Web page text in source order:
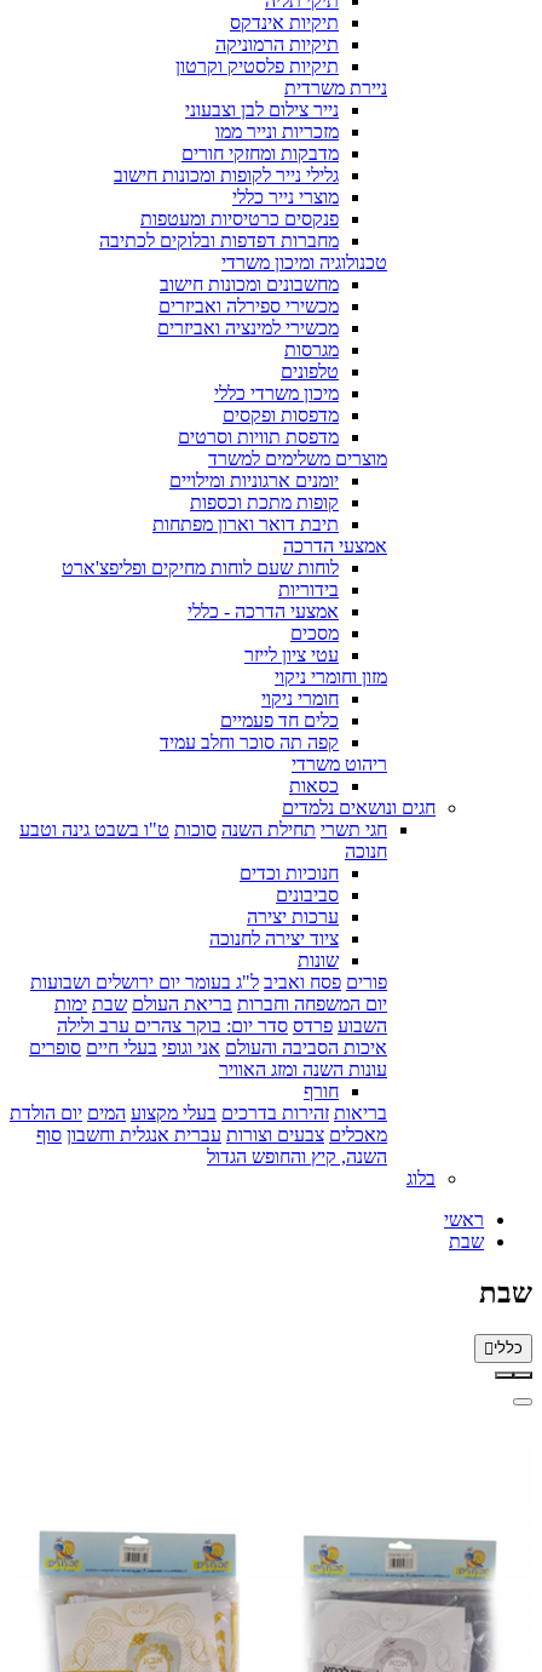
תיקיות אינדקס
תיקיות הרמוניקה
תיקיות פלסטיק וקרטון
ניירת משרדית
נייר צילום לבן וצבעוני
מזכריות ונייר ממו
מדבקות ומחזקי חורים
גלילי נייר לקופות ומכונות חישוב
מוצרי נייר כללי
פנקסים כרטיסיות ומעטפות
מחברות דפדפות ובלוקים לכתיבה
טכנולוגיה ומיכון משרדי
מחשבונים ומכונות חישוב
מכשירי ספירלה ואביזרים
מכשירי למינציה ואביזרים
מגרסות
טלפונים
מיכון משרדי כללי
מדפסות ופקסים
מדפסת תוויות וסרטים
מוצרים משלימים למשרד
יומנים ארגוניות ומילויים
קופות מתכת וכספות
תיבת דואר וארון מפתחות
אמצעי הדרכה
לוחות שעם לוחות מחיקים ופליפצ'ארט
בידוריות
אמצעי הדרכה - כללי
מסכים
עטי ציון לייזר
מזון וחומרי ניקוי
חומרי ניקוי
כלים חד פעמיים
קפה תה סוכר וחלב עמיד
ריהוט משרדי
כסאות
חגים ונושאים נלמדים
חגי תשרי תחילת השנה סוכות ט"ו בשבט גינה וטבע
חנוכה
חנוכיות וכדים
סביבונים
ערכות יצירה
ציוד יצירה לחנוכה
שונות
פורים פסח ואביב ל"ג בעומר יום ירושלים ושבועות
יום המשפחה וחברות בריאת העולם שבת ימות
השבוע פרדס סדר יום: בוקר צהרים ערב ולילה
איכות הסביבה והעולם אני וגופי בעלי חיים סופרים
עונות השנה ומזג האוויר
חורף
בריאות זהירות בדרכים בעלי מקצוע המים יום הולדת
מאכלים צבעים וצורות עברית אנגלית וחשבון סוף
השנה, קיץ והחופש הגדול
בלוג
ראשי
שבת
שבת
כללי